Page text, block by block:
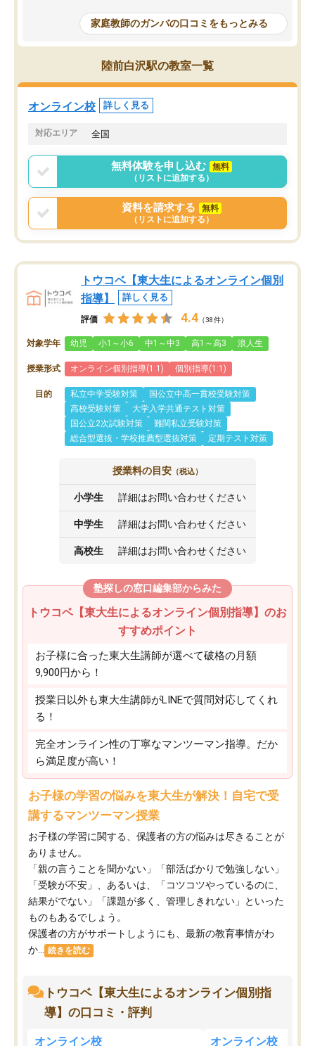
めて1年ほどだった今では平均点以上の
科目が増えてきました！あと1年受験ま
であるので無料の週末教室を使用しな
がら頑張って欲しいと思います！
問できるのでとても助か
家庭教師のガンバの口コミをもっとみる
陸前白沢駅の教室一覧
オンライン校 詳しく見る
対応エリア 全国
無料体験を申し込む
無料
（リストに追加する）
資料を請求する
無料
（リストに追加する）
トウコベ【東大生によるオンライン個別
指導】
詳しく見る
評価 4.4 （38件）
対象学年 幼児 小1～小6 中1～中3 高1～高3 浪人生
授業形式 オンライン個別指導(1:1) 個別指導(1:1)
目的 私立中学受験対策
国公立中高一貫校受験対策
高校受験対策
大学入学共通テスト対策
国公立2次試験対策
難関私立受験対策
総合型選抜・学校推薦型選抜対策
定期テスト対策
授業料の目安 （税込）
小学生 詳細はお問い合わせください
中学生 詳細はお問い合わせください
高校生 詳細はお問い合わせください
塾探しの窓口編集部からみた
トウコベ【東大生によるオンライン個別指導】のお
すすめポイント
お子様に合った東大生講師が選べて破格の月額
9,900円から！
授業日以外も東大生講師がLINEで質問対応してくれ
る！
完全オンライン性の丁寧なマンツーマン指導。だか
ら満足度が高い！
お子様の学習の悩みを東大生が解決！自宅で受
講するマンツーマン授業
お子様の学習に関する、保護者の方の悩みは尽きることが
ありません。
「親の言うことを聞かない」「部活ばかりで勉強しない」
「受験が不安」、あるいは、「コツコツやっているのに、
結果がでない」「課題が多く、管理しきれない」といった
ものもあるでしょう。
保護者の方がサポートしようにも、最新の教育事情がわ
か...
続きを読む
トウコベ【東大生によるオンライン個別指
導】の口コミ・評判
オンライン校 オンライン校